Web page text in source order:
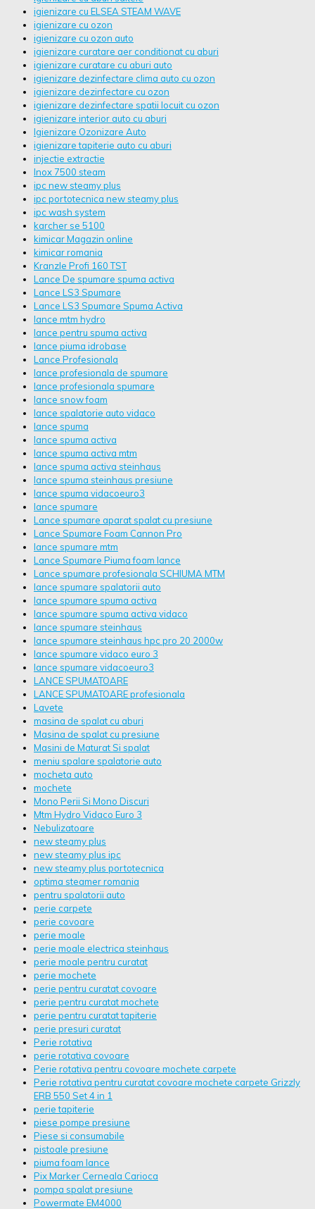
igienizare cu ELSEA STEAM WAVE
igienizare cu ozon
igienizare cu ozon auto
igienizare curatare aer conditionat cu aburi
igienizare curatare cu aburi auto
igienizare dezinfectare clima auto cu ozon
igienizare dezinfectare cu ozon
igienizare dezinfectare spatii locuit cu ozon
igienizare interior auto cu aburi
Igienizare Ozonizare Auto
igienizare tapiterie auto cu aburi
injectie extractie
Inox 7500 steam
ipc new steamy plus
ipc portotecnica new steamy plus
ipc wash system
karcher se 5100
kimicar Magazin online
kimicar romania
Kranzle Profi 160 TST
Lance De spumare spuma activa
Lance LS3 Spumare
Lance LS3 Spumare Spuma Activa
lance mtm hydro
lance pentru spuma activa
lance piuma idrobase
Lance Profesionala
lance profesionala de spumare
lance profesionala spumare
lance snow foam
lance spalatorie auto vidaco
lance spuma
lance spuma activa
lance spuma activa mtm
lance spuma activa steinhaus
lance spuma steinhaus presiune
lance spuma vidacoeuro3
lance spumare
Lance spumare aparat spalat cu presiune
Lance Spumare Foam Cannon Pro
lance spumare mtm
Lance Spumare Piuma foam lance
Lance spumare profesionala SCHIUMA MTM
lance spumare spalatorii auto
lance spumare spuma activa
lance spumare spuma activa vidaco
lance spumare steinhaus
lance spumare steinhaus hpc pro 20 2000w
lance spumare vidaco euro 3
lance spumare vidacoeuro3
LANCE SPUMATOARE
LANCE SPUMATOARE profesionala
Lavete
masina de spalat cu aburi
Masina de spalat cu presiune
Masini de Maturat Si spalat
meniu spalare spalatorie auto
mocheta auto
mochete
Mono Perii Si Mono Discuri
Mtm Hydro Vidaco Euro 3
Nebulizatoare
new steamy plus
new steamy plus ipc
new steamy plus portotecnica
optima steamer romania
pentru spalatorii auto
perie carpete
perie covoare
perie moale
perie moale electrica steinhaus
perie moale pentru curatat
perie mochete
perie pentru curatat covoare
perie pentru curatat mochete
perie pentru curatat tapiterie
perie presuri curatat
Perie rotativa
perie rotativa covoare
Perie rotativa pentru covoare mochete carpete
Perie rotativa pentru curatat covoare mochete carpete Grizzly
ERB 550 Set 4 in 1
perie tapiterie
piese pompe presiune
Piese si consumabile
pistoale presiune
piuma foam lance
Pix Marker Cerneala Carioca
pompa spalat presiune
Powermate EM4000